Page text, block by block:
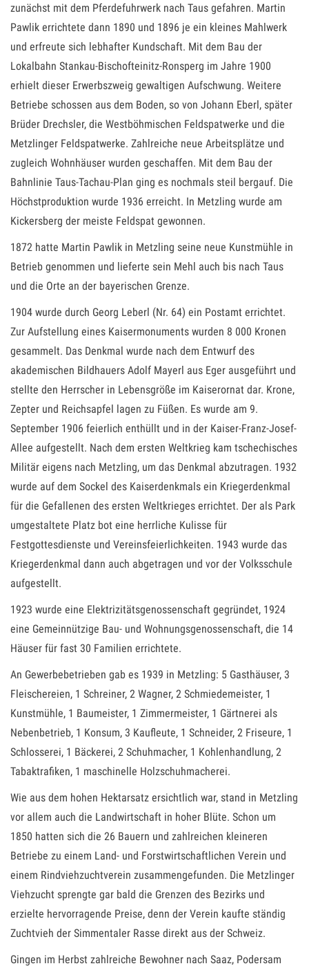
zunächst mit dem Pferdefuhrwerk nach Taus gefahren. Martin
Pawlik errichtete dann 1890 und 1896 je ein kleines Mahlwerk
und erfreute sich lebhafter Kundschaft. Mit dem Bau der
Lokalbahn Stankau-Bischofteinitz-Ronsperg im Jahre 1900
erhielt dieser Erwerbszweig gewaltigen Aufschwung. Weitere
Betriebe schossen aus dem Boden, so von Johann Eberl, später
Brüder Drechsler, die Westböhmischen Feldspatwerke und die
Metzlinger Feldspatwerke. Zahlreiche neue Arbeitsplätze und
zugleich Wohnhäuser wurden geschaffen. Mit dem Bau der
Bahnlinie Taus-Tachau-Plan ging es nochmals steil bergauf. Die
Höchstproduktion wurde 1936 erreicht. In Metzling wurde am
Kickersberg der meiste Feldspat gewonnen.
1872 hatte Martin Pawlik in Metzling seine neue Kunstmühle in
Betrieb genommen und lieferte sein Mehl auch bis nach Taus
und die Orte an der bayerischen Grenze.
1904 wurde durch Georg Leberl (Nr. 64) ein Postamt errichtet.
Zur Aufstellung eines Kaisermonuments wurden 8 000 Kronen
gesammelt. Das Denkmal wurde nach dem Entwurf des
akademischen Bildhauers Adolf Mayerl aus Eger ausgeführt und
stellte den Herrscher in Lebensgröße im Kaiserornat dar. Krone,
Zepter und Reichsapfel lagen zu Füßen. Es wurde am 9.
September 1906 feierlich enthüllt und in der Kaiser-Franz-Josef-
Allee aufgestellt. Nach dem ersten Weltkrieg kam tschechisches
Militär eigens nach Metzling, um das Denkmal abzutragen. 1932
wurde auf dem Sockel des Kaiserdenkmals ein Kriegerdenkmal
für die Gefallenen des ersten Weltkrieges errichtet. Der als Park
umgestaltete Platz bot eine herrliche Kulisse für
Festgottesdienste und Vereinsfeierlichkeiten. 1943 wurde das
Kriegerdenkmal dann auch abgetragen und vor der Volksschule
aufgestellt.
1923 wurde eine Elektrizitätsgenossenschaft gegründet, 1924
eine Gemeinnützige Bau- und Wohnungsgenossenschaft, die 14
Häuser für fast 30 Familien errichtete.
An Gewerbebetrieben gab es 1939 in Metzling: 5 Gasthäuser, 3
Fleischereien, 1 Schreiner, 2 Wagner, 2 Schmiedemeister, 1
Kunstmühle, 1 Baumeister, 1 Zimmermeister, 1 Gärtnerei als
Nebenbetrieb, 1 Konsum, 3 Kaufleute, 1 Schneider, 2 Friseure, 1
Schlosserei, 1 Bäckerei, 2 Schuhmacher, 1 Kohlenhandlung, 2
Tabaktrafiken, 1 maschinelle Holzschuhmacherei.
Wie aus dem hohen Hektarsatz ersichtlich war, stand in Metzling
vor allem auch die Landwirtschaft in hoher Blüte. Schon um
1850 hatten sich die 26 Bauern und zahlreichen kleineren
Betriebe zu einem Land- und Forstwirtschaftlichen Verein und
einem Rindviehzuchtverein zusammengefunden. Die Metzlinger
Viehzucht sprengte gar bald die Grenzen des Bezirks und
erzielte hervorragende Preise, denn der Verein kaufte ständig
Zuchtvieh der Simmentaler Rasse direkt aus der Schweiz.
Gingen im Herbst zahlreiche Bewohner nach Saaz, Podersam